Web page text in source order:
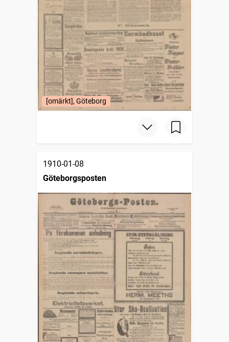
[omärkt], Göteborg
1910-01-08
Göteborgsposten